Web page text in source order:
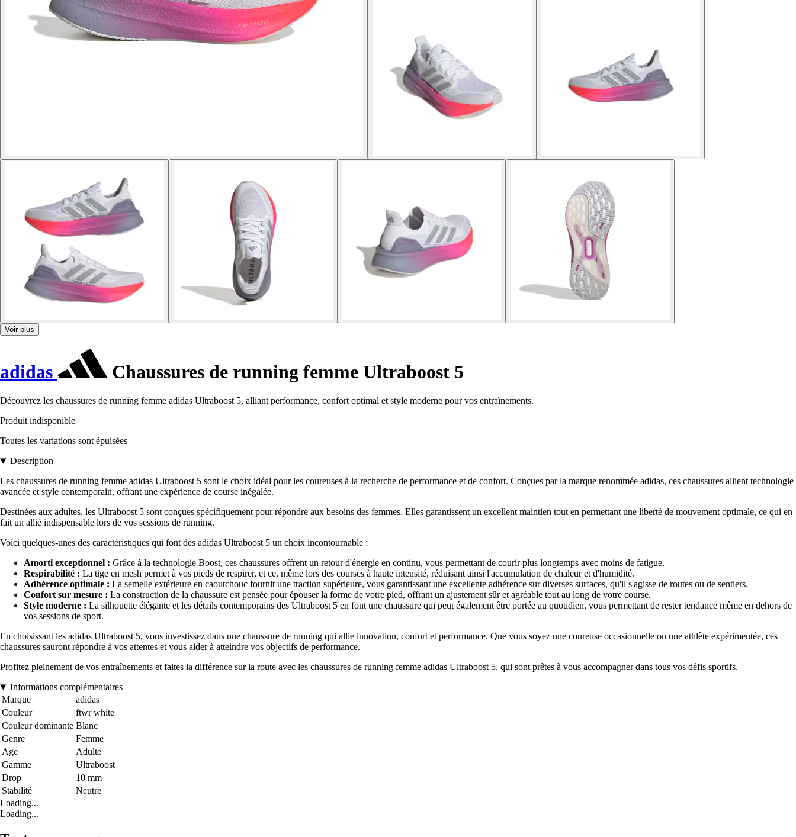
Voir plus
adidas Chaussures de running femme Ultraboost 5
Découvrez les chaussures de running femme adidas Ultraboost 5, alliant performance, confort optimal et style moderne pour vos entraînements.
Produit indisponible
Toutes les variations sont épuisées
Description
Les chaussures de running femme adidas Ultraboost 5 sont le choix idéal pour les coureuses à la recherche de performance et de confort. Conçues par la marque renommée adidas, ces chaussures allient technologie
avancée et style contemporain, offrant une expérience de course inégalée.
Destinées aux adultes, les Ultraboost 5 sont conçues spécifiquement pour répondre aux besoins des femmes. Elles garantissent un excellent maintien tout en permettant une liberté de mouvement optimale, ce qui en
fait un allié indispensable lors de vos sessions de running.
Voici quelques-unes des caractéristiques qui font des adidas Ultraboost 5 un choix incontournable :
Amorti exceptionnel : Grâce à la technologie Boost, ces chaussures offrent un retour d'énergie en continu, vous permettant de courir plus longtemps avec moins de fatigue.
Respirabilité : La tige en mesh permet à vos pieds de respirer, et ce, même lors des courses à haute intensité, réduisant ainsi l'accumulation de chaleur et d'humidité.
Adhérence optimale : La semelle extérieure en caoutchouc fournit une traction supérieure, vous garantissant une excellente adhérence sur diverses surfaces, qu'il s'agisse de routes ou de sentiers.
Confort sur mesure : La construction de la chaussure est pensée pour épouser la forme de votre pied, offrant un ajustement sûr et agréable tout au long de votre course.
Style moderne : La silhouette élégante et les détails contemporains des Ultraboost 5 en font une chaussure qui peut également être portée au quotidien, vous permettant de rester tendance même en dehors de
vos sessions de sport.
En choisissant les adidas Ultraboost 5, vous investissez dans une chaussure de running qui allie innovation, confort et performance. Que vous soyez une coureuse occasionnelle ou une athlète expérimentée, ces
chaussures sauront répondre à vos attentes et vous aider à atteindre vos objectifs de performance.
Profitez pleinement de vos entraînements et faites la différence sur la route avec les chaussures de running femme adidas Ultraboost 5, qui sont prêtes à vous accompagner dans tous vos défis sportifs.
Informations complémentaires
Marque
adidas
Couleur
ftwr white
Couleur dominante Blanc
Genre
Femme
Age
Adulte
Gamme
Ultraboost
Drop
10 mm
Stabilité
Neutre
Loading...
Loading...